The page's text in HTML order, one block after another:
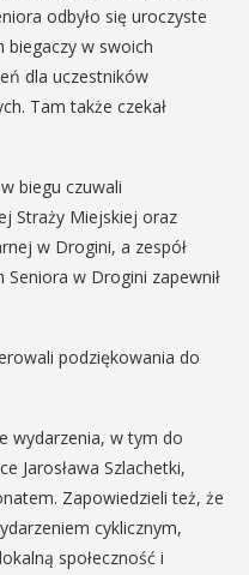
odbyło się uroczyste
biegaczy w swoich
dla uczestników
Tam także czekał
biegu czuwali
Straży Miejskiej oraz
w Drogini, a zespół
w Drogini zapewnił
podziękowania do
wydarzenia, w tym do
Jarosława Szlachetki,
Zapowiedzieli też, że
cyklicznym,
społeczność i